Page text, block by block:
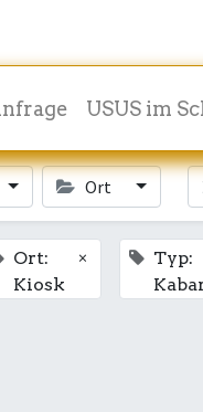
USUS im
Ort
Ort:
Kiosk
×
Typ: